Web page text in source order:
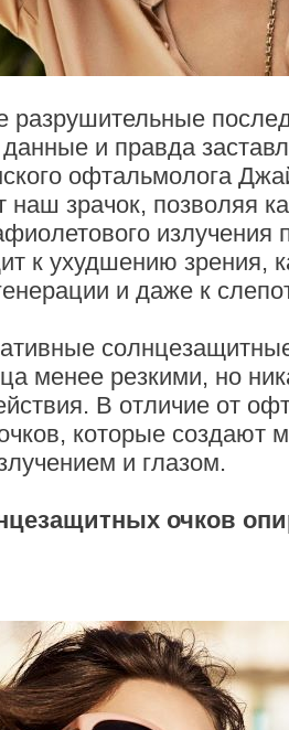
разрушительные
и правда
офтальмолога
наш зрачок, позволяя
излучения
к ухудшению зрения,
и даже к
менее резкими, но
В отличие от
которые создают
и глазом.
очков